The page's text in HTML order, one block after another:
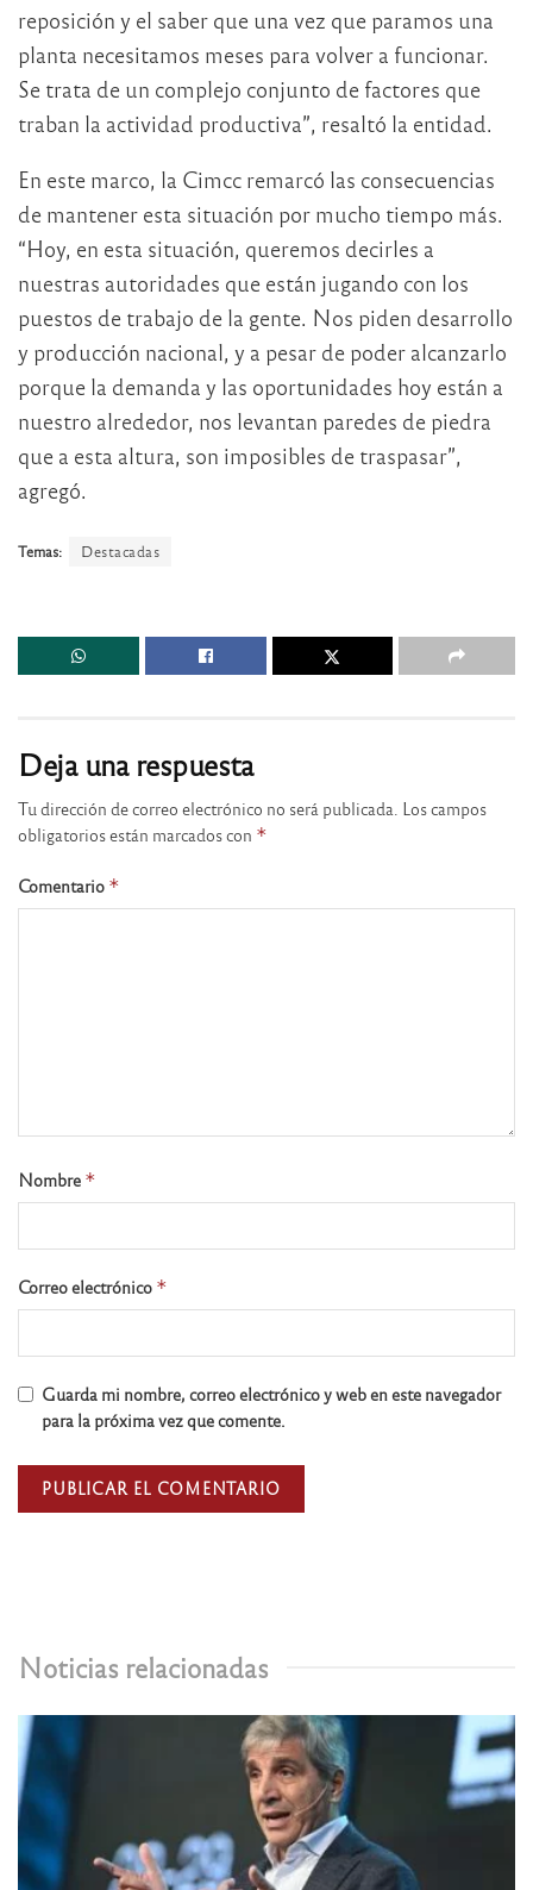
reposición y el saber que una vez que paramos una
planta necesitamos meses para volver a funcionar.
Se trata de un complejo conjunto de factores que
traban la actividad productiva”, resaltó la entidad.
En este marco, la Cimcc remarcó las consecuencias
de mantener esta situación por mucho tiempo más.
“Hoy, en esta situación, queremos decirles a
nuestras autoridades que están jugando con los
puestos de trabajo de la gente. Nos piden desarrollo
y producción nacional, y a pesar de poder alcanzarlo
porque la demanda y las oportunidades hoy están a
nuestro alrededor, nos levantan paredes de piedra
que a esta altura, son imposibles de traspasar”,
agregó.
Temas: Destacadas
Noticias relacionadas
Deja una respuesta
Tu dirección de correo electrónico no será publicada. Los campos
obligatorios están marcados con *
Comentario *
Nombre *
Correo electrónico *
Guarda mi nombre, correo electrónico y web en este navegador
para la próxima vez que comente.